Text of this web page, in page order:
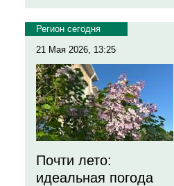
Регион сегодня
21 Мая 2026, 13:25
Почти лето:
идеальная погода